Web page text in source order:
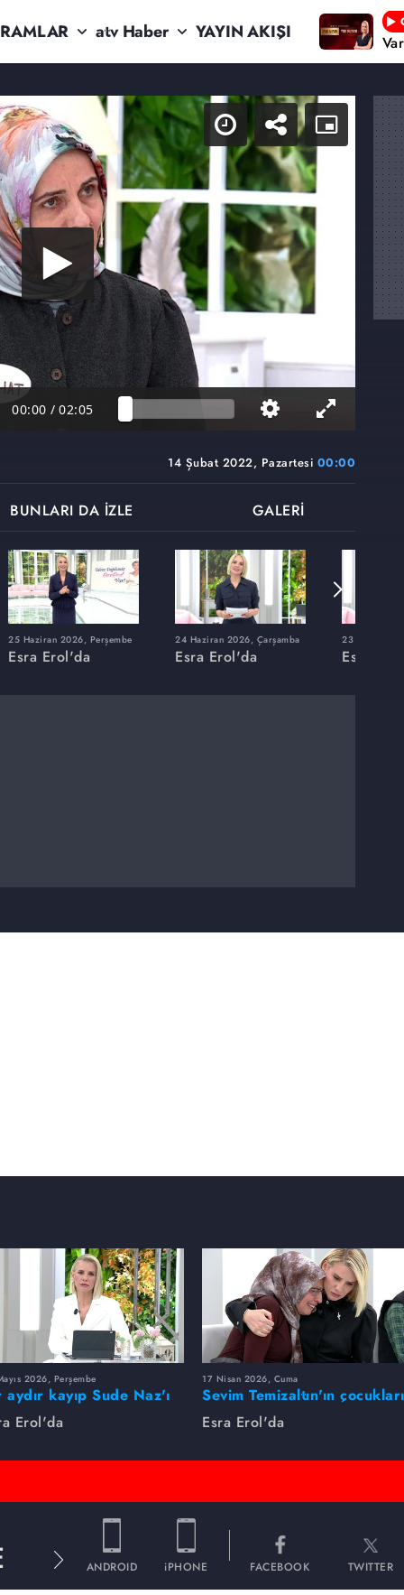
atv Haber YAYIN AKIŞI
00:00 / 02:05
14 Şubat 2022, Pazartesi 00:00
BUNLARI DA İZLE GALERİ
25 Haziran 2026, Perşembe
Esra Erol'da
24 Haziran 2026, Çarşamba
Esra Erol'da
23 Haziran
Esra
2026, Perşembe
aydır kayıp Sude Naz'ı
Erol buldu
Erol'da
17 Nisan 2026, Cuma
Sevim Temizaltın'ın çocukları
nerede?
Esra Erol'da
ANDROID iPHONE FACEBOOK TWITTER